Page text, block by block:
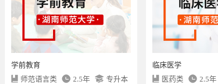
学前教育
师范语言类
2.5年 专升本
临床医学
医药类
2.5年